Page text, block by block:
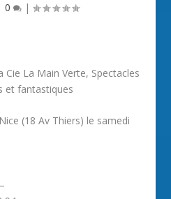
0 |
Cie La Main Verte, Spectacles
et fantastiques
(18 Av Thiers) le samedi